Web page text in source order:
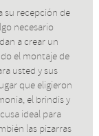
su recepción de
necesario
a crear un
el montaje de
usted y sus
que eligieron
el brindis y
ideal para
las pizarras